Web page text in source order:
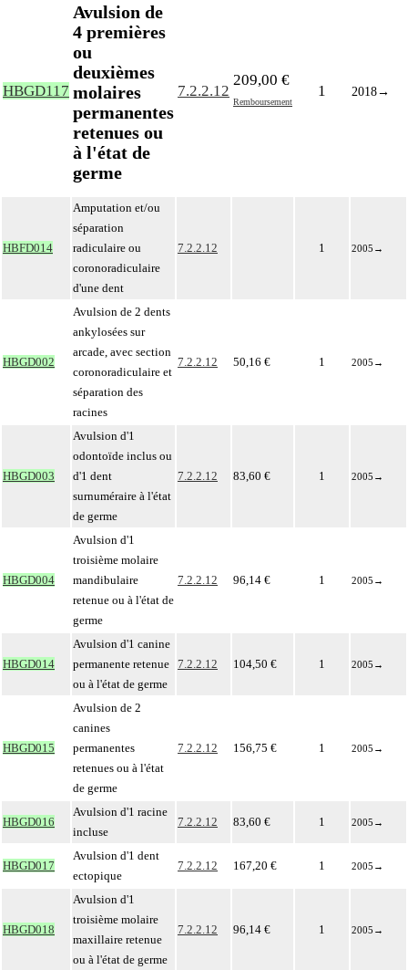
HBGD117
Avulsion de
4 premières
ou
deuxièmes
molaires
permanentes
retenues ou
à l'état de
germe
7.2.2.12
209,00 €
Remboursement
1 2018→
HBFD014
Amputation et/ou
séparation
radiculaire ou
coronoradiculaire
d'une dent
7.2.2.12 1 2005 →
HBGD002
Avulsion de 2 dents
ankylosées sur
arcade, avec section
coronoradiculaire et
séparation des
racines
7.2.2.12 50,16 € 1 2005 →
HBGD003
Avulsion d'1
odontoïde inclus ou
d'1 dent
surnuméraire à l'état
de germe
7.2.2.12 83,60 € 1 2005 →
HBGD004
Avulsion d'1
troisième molaire
mandibulaire
retenue ou à l'état de
germe
7.2.2.12 96,14 € 1 2005 →
HBGD014
Avulsion d'1 canine
permanente retenue
ou à l'état de germe
7.2.2.12 104,50 € 1 2005 →
HBGD015
Avulsion de 2
canines
permanentes
retenues ou à l'état
de germe
7.2.2.12 156,75 € 1 2005 →
HBGD016
Avulsion d'1 racine
incluse
7.2.2.12 83,60 € 1 2005 →
HBGD017
Avulsion d'1 dent
ectopique
7.2.2.12 167,20 € 1 2005 →
HBGD018
Avulsion d'1
troisième molaire
maxillaire retenue
ou à l'état de germe
7.2.2.12 96,14 € 1 2005 →